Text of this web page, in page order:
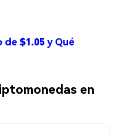
de $1.05 y Qué
en